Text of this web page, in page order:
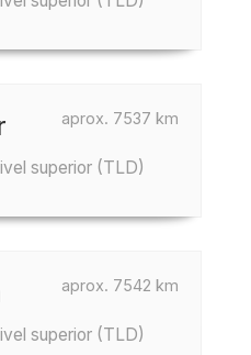
aprox. 7537 km
superior (TLD)
aprox. 7542 km
superior (TLD)